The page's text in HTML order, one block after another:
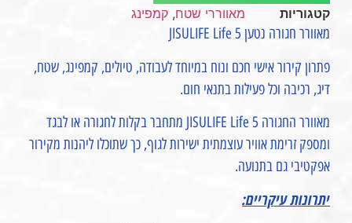
קטגוריות מאווררי שטח, קמפינג
מאוורר חגורה נטען JISULIFE Life 5
פתרון קירור אישי חכם ונוח במיוחד לעבודה, טיולים, קמפינג, שטח,
דיג, רכיבה וכל פעילות בתנאי חום.
מאוורר החגורה JISULIFE Life 5 מתחבר בקלות לחגורה או לבגד
ומספק זרימת אוויר עוצמתית ישירות לגוף, כך שתוכלו ליהנות מקירור
אפקטיבי גם בתנועה.
יתרונות עיקריים: